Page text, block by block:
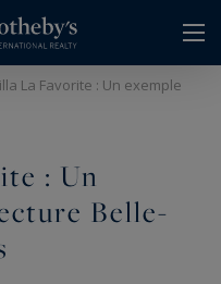
La Favorite : Un exemple
: Un
Belle-